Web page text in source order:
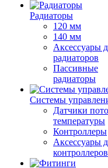
Радиаторы
120 мм
140 мм
Аксессуары
радиаторов
Пассивные
радиаторы
Системы
Датчики
температуры
Контроллеры
Аксессуары
контроллеров